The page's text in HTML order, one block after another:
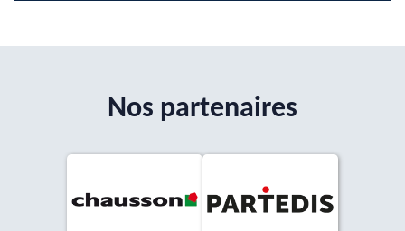
Nos partenaires